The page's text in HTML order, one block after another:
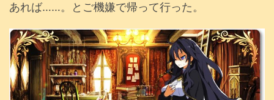
あれば……。とご機嫌で帰って行った。